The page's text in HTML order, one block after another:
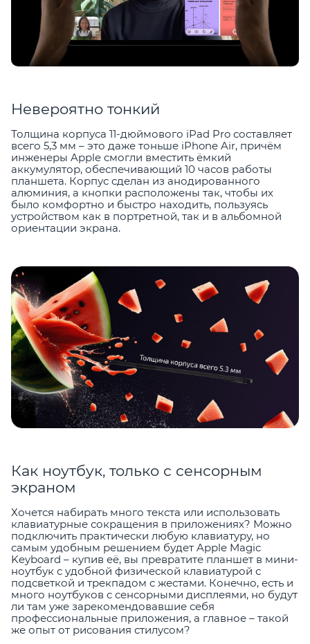
Невероятно тонкий
Толщина корпуса 11-дюймового iPad Pro составляет
всего 5,3 мм – это даже тоньше iPhone Air, причём
инженеры Apple смогли вместить ёмкий
аккумулятор, обеспечивающий 10 часов работы
планшета. Корпус сделан из анодированного
алюминия, а кнопки расположены так, чтобы их
было комфортно и быстро находить, пользуясь
устройством как в портретной, так и в альбомной
ориентации экрана.
Как ноутбук, только с сенсорным
экраном
Хочется набирать много текста или использовать
клавиатурные сокращения в приложениях? Можно
подключить практически любую клавиатуру, но
самым удобным решением будет Apple Magic
Keyboard – купив её, вы превратите планшет в мини-
ноутбук с удобной физической клавиатурой с
подсветкой и трекпадом с жестами. Конечно, есть и
много ноутбуков с сенсорными дисплеями, но будут
ли там уже зарекомендовавшие себя
профессиональные приложения, а главное – такой
же опыт от рисования стилусом?